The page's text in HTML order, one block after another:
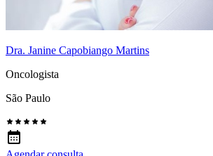
Dra. Janine Capobiango Martins
Oncologista
São Paulo